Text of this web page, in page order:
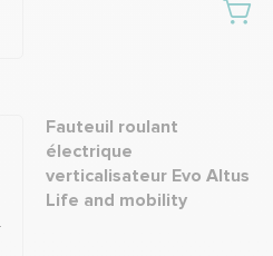
Fauteuil roulant
électrique
verticalisateur Evo Altus
Life and mobility